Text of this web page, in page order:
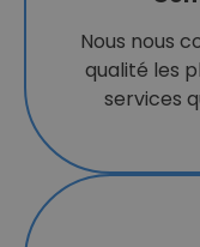
Nous nous
qualité les
services